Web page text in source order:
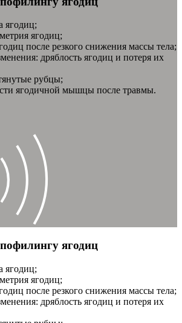
ягодиц;
ягодиц;
после резкого снижения массы тела;
дряблость ягодиц и потеря их
рубцы;
ягодичной мышцы после травмы.
ягодиц
ягодиц;
ягодиц;
после резкого снижения массы тела;
дряблость ягодиц и потеря их